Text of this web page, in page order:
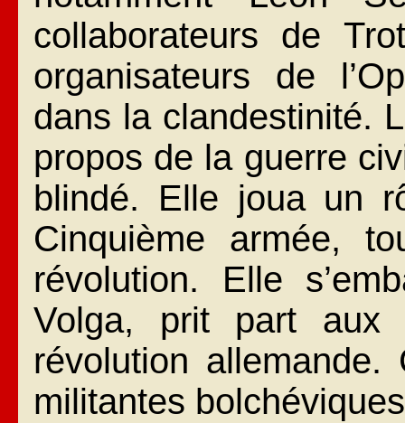
collaborateurs de
organisateurs de
dans la clandestinité.
propos de la guerre
blindé. Elle joua un
Cinquième armée,
révolution. Elle
Volga, prit part aux
révolution allemande.
militantes